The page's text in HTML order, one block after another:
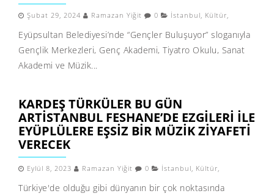
Şubat 29, 2024 Ramazan Yiğit 0 İstanbul, Kültür,
Eyüpsultan Belediyesi’nde “Gençler Buluşuyor” sloganıyla
Gençlik Merkezleri, Genç Akademi, Tiyatro Okulu, Sanat
Akademi ve Müzik...
KARDEŞ TÜRKÜLER BU GÜN
ARTİSTANBUL FESHANE’DE EZGILERI ILE
EYÜPLÜLERE EŞSIZ BIR MÜZIK ZIYAFETI
VERECEK
Eylül 8, 2023 Ramazan Yiğit 0 İstanbul, Kültür,
Türkiye'de olduğu gibi dünyanın bir çok noktasında